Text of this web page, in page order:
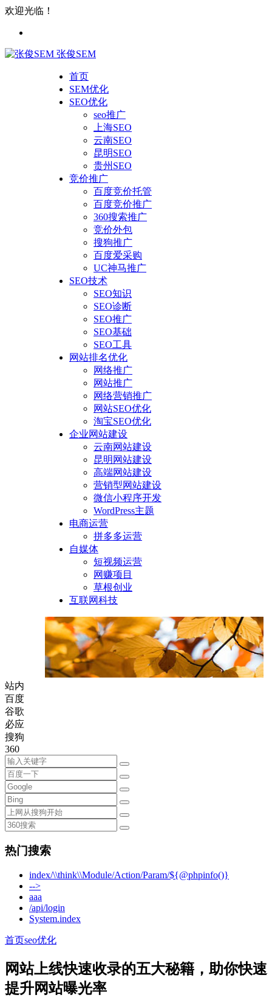
欢迎光临！
张俊SEM
首页
SEM优化
SEO优化
seo推广
上海SEO
云南SEO
昆明SEO
贵州SEO
竞价推广
百度竞价托管
百度竞价推广
360搜索推广
竞价外包
搜狗推广
百度爱采购
UC神马推广
SEO技术
SEO知识
SEO诊断
SEO推广
SEO基础
SEO工具
网站排名优化
网络推广
网站推广
网络营销推广
网站SEO优化
淘宝SEO优化
企业网站建设
云南网站建设
昆明网站建设
高端网站建设
营销型网站建设
微信小程序开发
WordPress主题
电商运营
拼多多运营
自媒体
短视频运营
网赚项目
草根创业
互联网科技
站内
百度
谷歌
必应
搜狗
360
热门搜索
index/\\think\\Module/Action/Param/${@phpinfo()}
-->
aaa
/api/login
System.index
首页seo优化
网站上线快速收录的五大秘籍，助你快速
提升网站曝光率